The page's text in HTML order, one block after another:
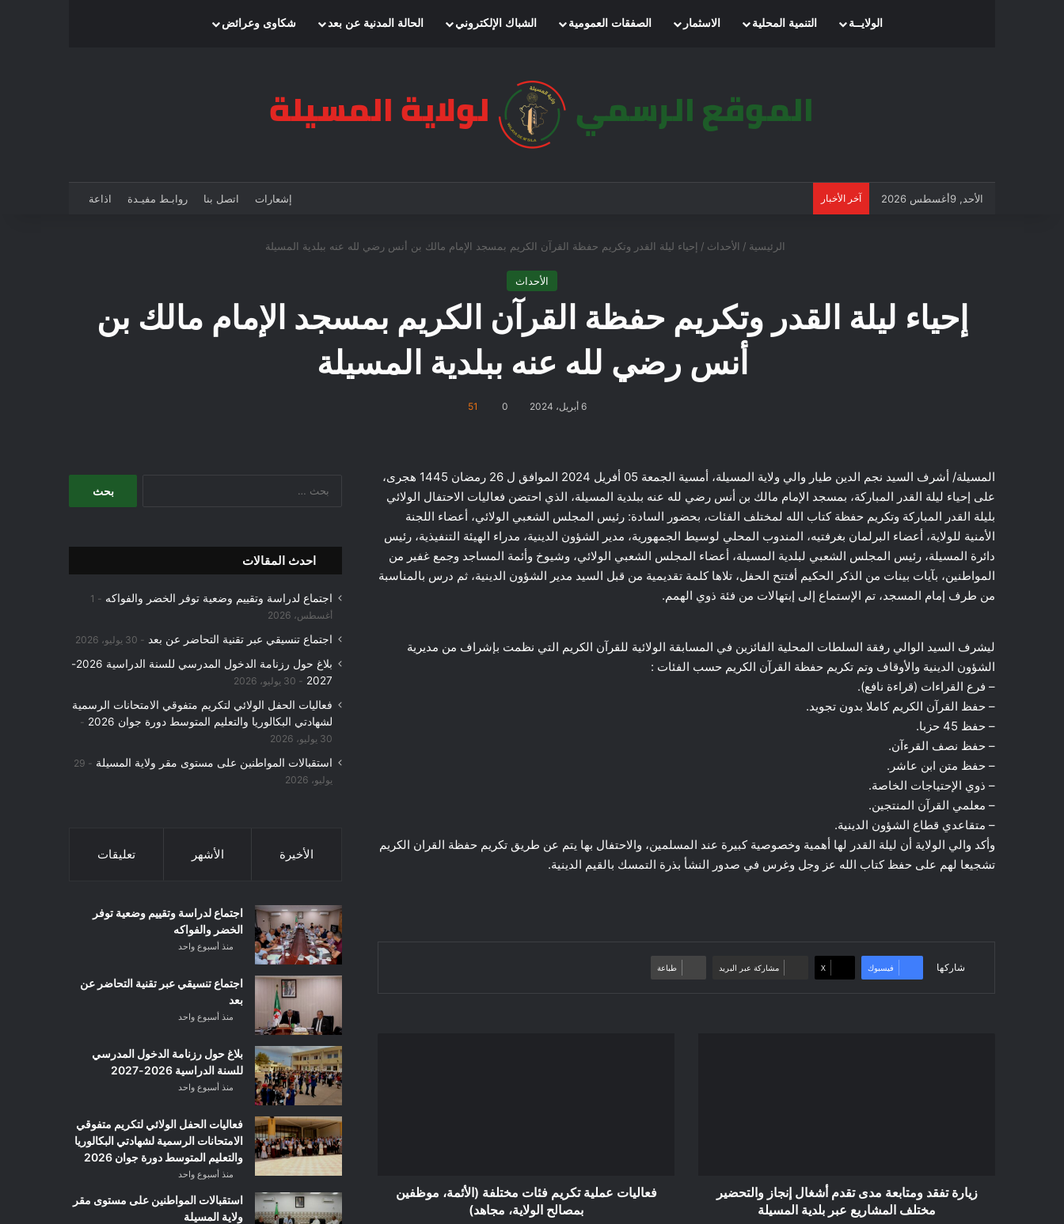
الرئيسيةالولايــة التنمية المحلية الاسثمار الصفقات العمومية الشباك الإلكتروني الحالة المدنية عن بعد شكاوى وعرائض
الأحد, 9أغسطس 2026 آخر الأخبار إشعارات اتصل بنا روابـط مفيـدة اذاعة
الرئيسية / الأحداث / إحياء ليلة القدر وتكريم حفظة القرآن الكريم بمسجد الإمام مالك بن أنس رضي لله عنه ببلدية المسيلة
الأحداث
إحياء ليلة القدر وتكريم حفظة القرآن الكريم بمسجد الإمام مالك بن
أنس رضي لله عنه ببلدية المسيلة
6 أبريل، 2024 0
51
المسيلة/
أشرف السيد نجم الدين طيار والي ولاية المسيلة، أمسية الجمعة 05 أفريل 2024 الموافق ل 26 رمضان 1445 هجرى،
على إحياء ليلة القدر المباركة، بمسجد الإمام مالك بن أنس رضي لله عنه ببلدية المسيلة، الذي احتضن فعاليات الاحتفال الولائي
بليلة القدر المباركة وتكريم حفظة كتاب الله لمختلف الفئات، بحضور السادة: رئيس المجلس الشعبي الولائي، أعضاء اللجنة
الأمنية للولاية، أعضاء البرلمان بغرفتيه، المندوب المحلي لوسيط الجمهورية، مدير الشؤون الدينية، مدراء الهيئة التنفيذية، رئيس
دائرة المسيلة، رئيس المجلس الشعبي لبلدية المسيلة، أعضاء المجلس الشعبي الولائي، وشيوخ وأئمة المساجد وجمع غفير من
المواطنين، بآيات بينات من الذكر الحكيم أفتتح الحفل، تلاها كلمة تقديمية من قبل السيد مدير الشؤون الدينية، ثم درس بالمناسبة
من طرف إمام المسجد، تم الإستماع إلى إبتهالات من فئة ذوي الهمم.
ليشرف السيد الوالي رفقة السلطات المحلية الفائزين في المسابقة الولائية للقرآن الكريم التي نظمت بإشراف من مديرية
الشؤون الدينية والأوقاف وتم تكريم حفظة القرآن الكريم حسب الفئات :
– فرع القراءات (قراءة نافع).
– حفظ القرآن الكريم كاملا بدون تجويد.
– حفظ 45 حزبا.
– حفظ نصف القرءآن.
– حفظ متن ابن عاشر.
– ذوي الإحتياجات الخاصة.
– معلمي القرآن المنتجين.
– متقاعدي قطاع الشؤون الدينية.
وأكد والي الولاية أن ليلة القدر لها أهمية وخصوصية كبيرة عند المسلمين، والاحتفال بها يتم عن طريق تكريم حفظة القران الكريم
تشجيعا لهم على حفظ كتاب الله عز وجل وغرس في صدور النشأ بذرة التمسك بالقيم الدينية.
شاركها فيسبوك ‫X مشاركة عبر البريد طباعة
المشاريعزيارة تفقد ومتابعة مدى تقدم أشغال إنجاز والتحضير
مختلف المشاريع عبر بلدية المسيلة
مجاهد)فعاليات عملية تكريم فئات مختلفة (الأئمة، موظفين
بمصالح الولاية، مجاهد)
احدث المقالات
اجتماع لدراسة وتقييم وضعية توفر الخضر والفواكه
1
أغسطس، 2026
اجتماع تنسيقي عبر تقنية التحاضر عن بعد 30 يوليو، 2026
بلاغ حول رزنامة الدخول المدرسي للسنة الدراسية 2026-
2027
30 يوليو، 2026
فعاليات الحفل الولائي لتكريم متفوقي الامتحانات الرسمية
لشهادتي البكالوريا والتعليم المتوسط دورة جوان 2026
30 يوليو، 2026
استقبالات المواطنين على مستوى مقر ولاية المسيلة
29
يوليو، 2026
الأخيرة الأشهر تعليقات
اجتماع لدراسة وتقييم وضعية توفر
الخضر والفواكه
منذ أسبوع واحد
اجتماع تنسيقي عبر تقنية التحاضر عن
بعد
منذ أسبوع واحد
بلاغ حول رزنامة الدخول المدرسي
للسنة الدراسية 2026-2027
منذ أسبوع واحد
فعاليات الحفل الولائي لتكريم متفوقي
الامتحانات الرسمية لشهادتي البكالوريا
والتعليم المتوسط دورة جوان 2026
منذ أسبوع واحد
استقبالات المواطنين على مستوى مقر
ولاية المسيلة